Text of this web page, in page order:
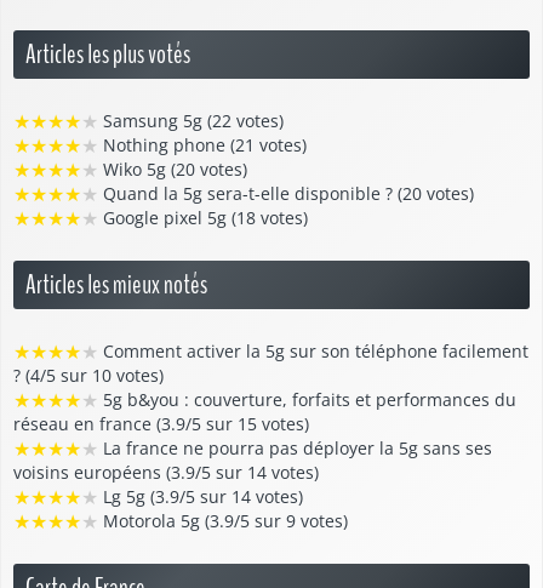
Articles les plus votés
★★★★★ Samsung 5g (22 votes)
★★★★★ Nothing phone (21 votes)
★★★★★ Wiko 5g (20 votes)
★★★★★ Quand la 5g sera-t-elle disponible ? (20 votes)
★★★★★ Google pixel 5g (18 votes)
Articles les mieux notés
★★★★★ Comment activer la 5g sur son téléphone facilement
? (4/5 sur 10 votes)
★★★★★ 5g b&you : couverture, forfaits et performances du
réseau en france (3.9/5 sur 15 votes)
★★★★★ La france ne pourra pas déployer la 5g sans ses
voisins européens (3.9/5 sur 14 votes)
★★★★★ Lg 5g (3.9/5 sur 14 votes)
★★★★★ Motorola 5g (3.9/5 sur 9 votes)